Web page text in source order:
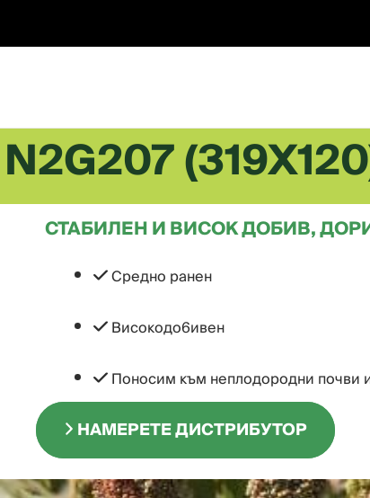
N2G207
СТАБИЛЕН И ВИСОК ДОБИВ,
Сpeднo paнeн
Виcoкoдo6ивeн
Поносим към неплодородни почви
НАМЕРЕТЕ ДИСТРИБУТОР